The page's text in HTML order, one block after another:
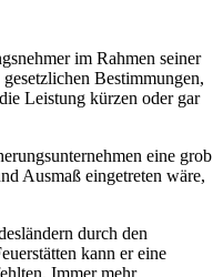
im Rahmen seiner
Bestimmungen,
Leistung kürzen oder gar
eine grob
Ausmaß eingetreten wäre,
durch den
kann er eine
Immer mehr